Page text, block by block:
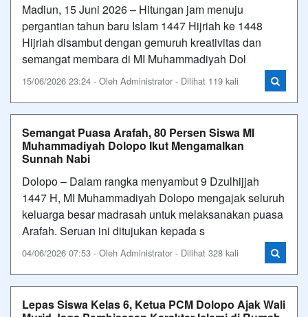
Madiun, 15 Juni 2026 – Hitungan jam menuju
pergantian tahun baru Islam 1447 Hijriah ke 1448
Hijriah disambut dengan gemuruh kreativitas dan
semangat membara di MI Muhammadiyah Dol
15/06/2026 23:24 - Oleh Administrator - Dilihat 119 kali
Semangat Puasa Arafah, 80 Persen Siswa MI
Muhammadiyah Dolopo Ikut Mengamalkan
Sunnah Nabi
Dolopo – Dalam rangka menyambut 9 Dzulhijjah
1447 H, MI Muhammadiyah Dolopo mengajak seluruh
keluarga besar madrasah untuk melaksanakan puasa
Arafah. Seruan ini ditujukan kepada s
04/06/2026 07:53 - Oleh Administrator - Dilihat 328 kali
Lepas Siswa Kelas 6, Ketua PCM Dolopo Ajak Wali